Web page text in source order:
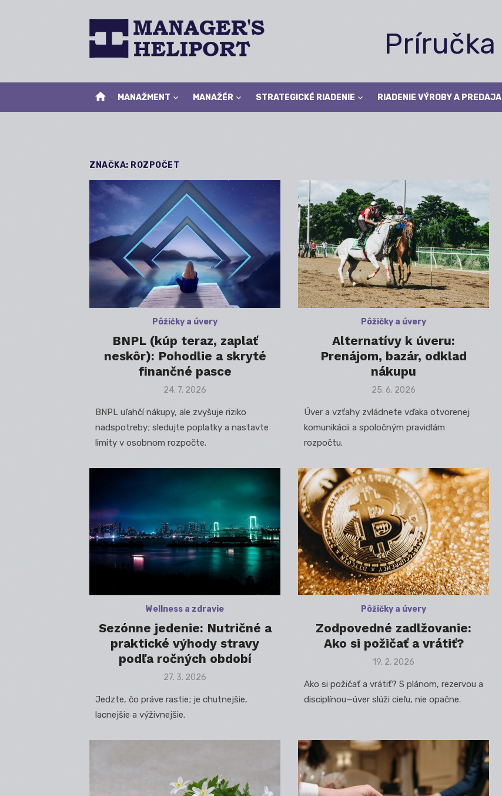
home MANAŽMENT MANAŽÉR STRATEGICKÉ RIADENIE RIADENIE VÝROBY A PREDAJA
ZNAČKA: ROZPOČET
Pôžičky a úvery
BNPL (kúp teraz, zaplať
neskôr): Pohodlie a skryté
finančné pasce
Posted
24. 7. 2026
BNPL uľahčí nákupy, ale zvyšuje riziko
nadspotreby; sledujte poplatky a nastavte
limity v osobnom rozpočte.
Pôžičky a úvery
Alternatívy k úveru:
Prenájom, bazár, odklad
nákupu
Posted
25. 6. 2026
Úver a vzťahy zvládnete vďaka otvorenej
komunikácii a spoločným pravidlám
rozpočtu.
Wellness a zdravie
Sezónne jedenie: Nutričné a
praktické výhody stravy
podľa ročných období
Posted
27. 3. 2026
Jedzte, čo práve rastie; je chutnejšie,
lacnejšie a výživnejšie.
Pôžičky a úvery
Zodpovedné zadlžovanie:
Ako si požičať a vrátiť?
Posted
19. 2. 2026
Ako si požičať a vrátiť? S plánom, rezervou a
disciplínou—úver slúži cieľu, nie opačne.